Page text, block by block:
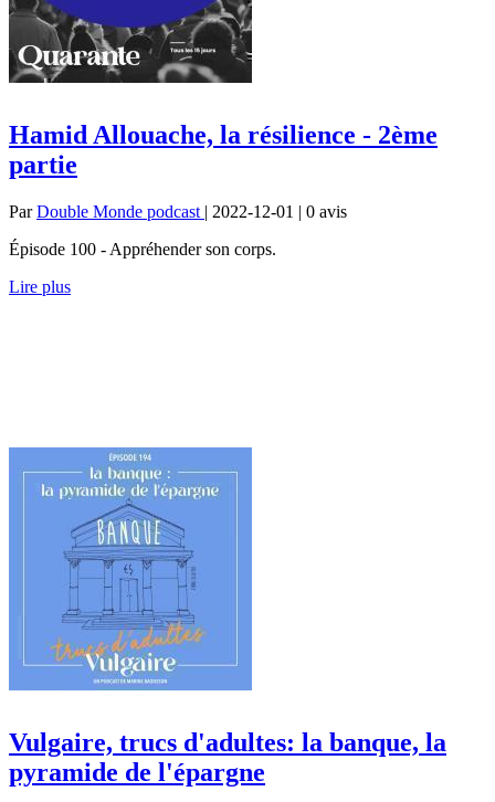
Hamid Allouache, la résilience - 2ème
partie
ParDouble Monde podcast | 2022-12-01 | 0 avis
Épisode 100 - Appréhender son corps.
Lire plus
Vulgaire, trucs d'adultes: la banque, la
pyramide de l'épargne